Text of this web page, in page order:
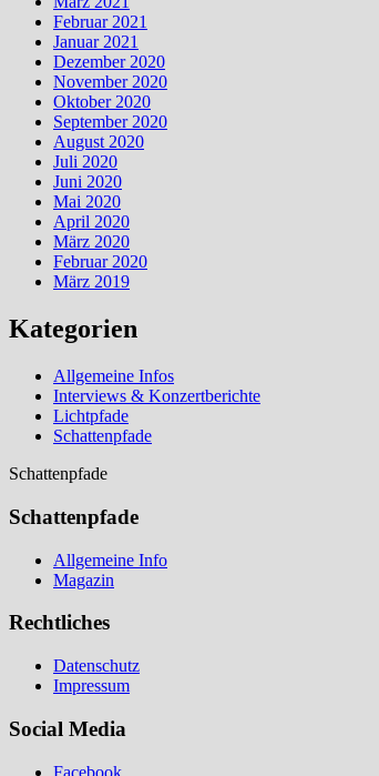
Februar 2021
Januar 2021
Dezember 2020
November 2020
Oktober 2020
September 2020
August 2020
Juli 2020
Juni 2020
Mai 2020
April 2020
März 2020
Februar 2020
März 2019
Kategorien
Allgemeine Infos
Interviews & Konzertberichte
Lichtpfade
Schattenpfade
Schattenpfade
Schattenpfade
Allgemeine Info
Magazin
Rechtliches
Datenschutz
Impressum
Social Media
Facebook